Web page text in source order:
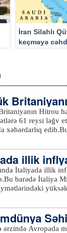
İran Silahlı
keçməyə
Hitrou
61 reysi ləğv
xəbərdarlıq
təsir
sıx
illik
İtaliyada illik
barədə İtaliya
alınan ən
isə 8 faiz
Avropada